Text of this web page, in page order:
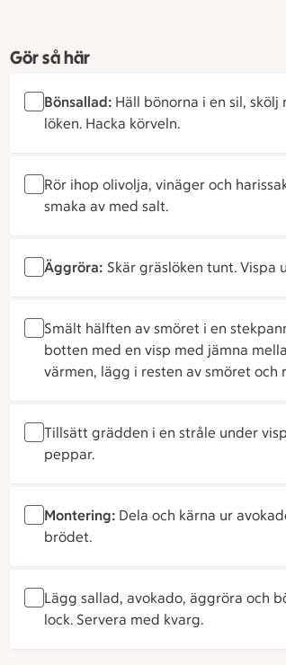
Gör så här
Bönsallad: Häll bönorna i en sil,
löken. Hacka körveln.
Rör ihop olivolja, vinäger och
smaka av med salt.
Äggröra: Skär gräslöken tunt. Vispa
Smält hälften av smöret i en
botten med en visp med jämna
värmen, lägg i resten av smöret och
Tillsätt grädden i en stråle under
peppar.
Montering: Dela och kärna ur
brödet.
Lägg sallad, avokado, äggröra och
lock. Servera med kvarg.